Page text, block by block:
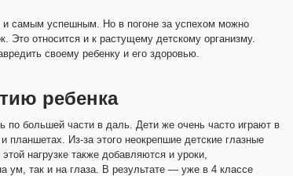
самым успешным. Но в погоне за успехом можно
Это относится и к растущему детскому организму.
своему ребенку и его здоровью.
ребенка
по большей части в даль. Дети же очень часто играют в
Из-за этого неокрепшие детские глазные
нагрузке также добавляются и уроки,
ум, так и на глаза. В результате — уже в 4 классе